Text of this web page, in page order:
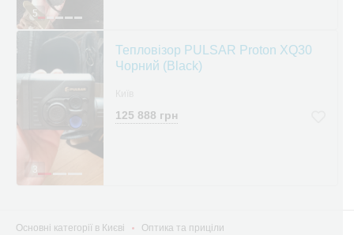
5
Тепловізор PULSAR Proton XQ30
Чорний (Black)
125 888 грн
Основні категорії в Києві Оптика та приціли